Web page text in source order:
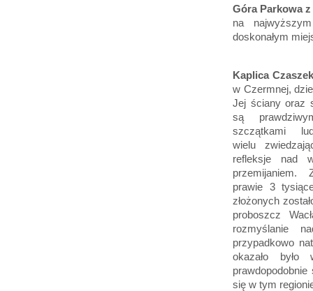
Góra Parkowa z
na
doskonałym
Kaplica Czaszek
w Czermnej,
Jej ściany oraz
są
szczątkami
wielu
refleksje nad
przemijaniem.
prawie 3
złożonych
proboszcz
rozmyślanie
przypadkowo
okazało
się w tym